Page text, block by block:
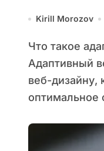
анализа
Kirill Morozov
Что такое адаптивный веб-дизайн?
Адаптивный
веб-дизайну,
оптимальное